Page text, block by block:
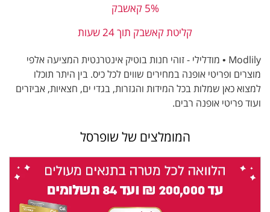
5% קאשבק
קליטת קאשבק תוך 24 שעות
Modlily • מודלילי - זוהי חנות בוטיק אינטרנטית המציעה אלפי
מוצרים ופריטי אופנה במחירים שווים לכל כיס. בין היתר תוכלו
למצוא כאן שמלות בכל המידות והגזרות, בגדי ים, חצאיות, אביזרים
ועוד פריטי אופנה רבים.
המומלצים של שופרסל